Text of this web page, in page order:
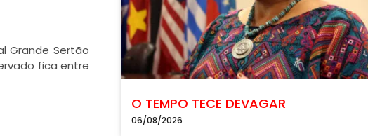
Grande Sertão
fica entre
O TEMPO TECE DEVAGAR
06/08/2026